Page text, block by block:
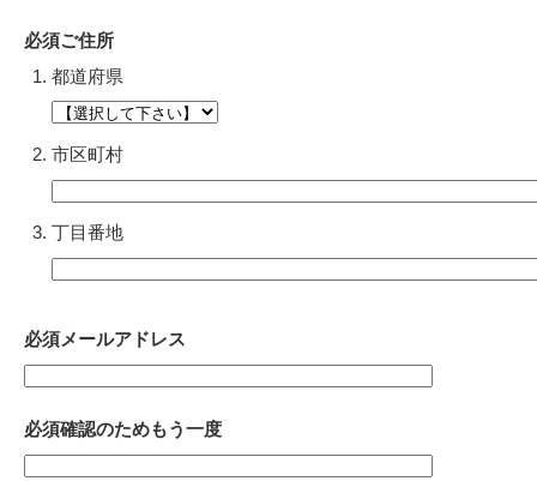
必須ご住所
都道府県
市区町村
丁目番地
必須メールアドレス
必須確認のためもう一度